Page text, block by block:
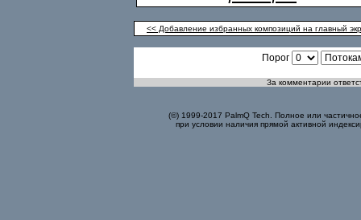
<< Добавление избранных композиций на главный
Порог
За комментарии
(©) 1999-2017 PalmQ Tech. Полное или
при условии наличия прямой активной